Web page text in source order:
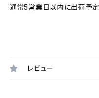
通常5営業日以内に出荷予定
レビュー